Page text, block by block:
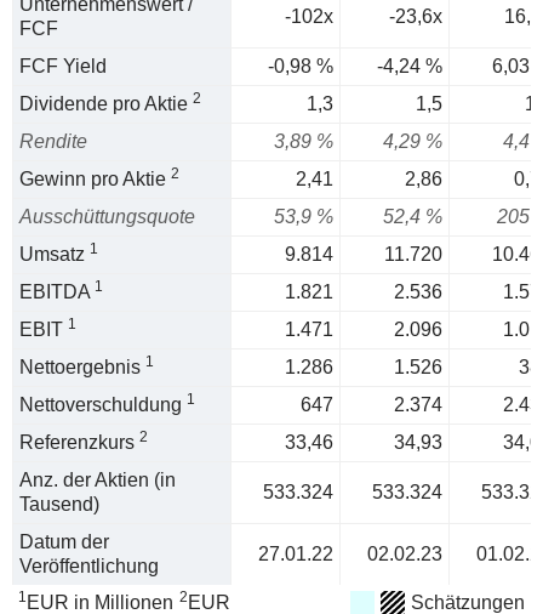
Unternehmenswert /
FCF
-102x -23,6x
FCF Yield -0,98 % -4,24 %
6,03
Dividende pro Aktie 2 1,3 1,5
Rendite
3,89 % 4,29 %
4,4
Gewinn pro Aktie 2 2,41 2,86
Ausschüttungsquote
53,9 % 52,4 %
205
Umsatz 1 9.814 11.720
EBITDA 1 1.821 2.536
EBIT 1 1.471 2.096
Nettoergebnis 1 1.286 1.526
Nettoverschuldung 1 647 2.374
Referenzkurs 2 33,46 34,93
Anz. der Aktien (in
Tausend)
533.324 533.324
Datum der
Veröffentlichung
27.01.22 02.02.23
1 EUR in Millionen 2 EUR Schätzungen